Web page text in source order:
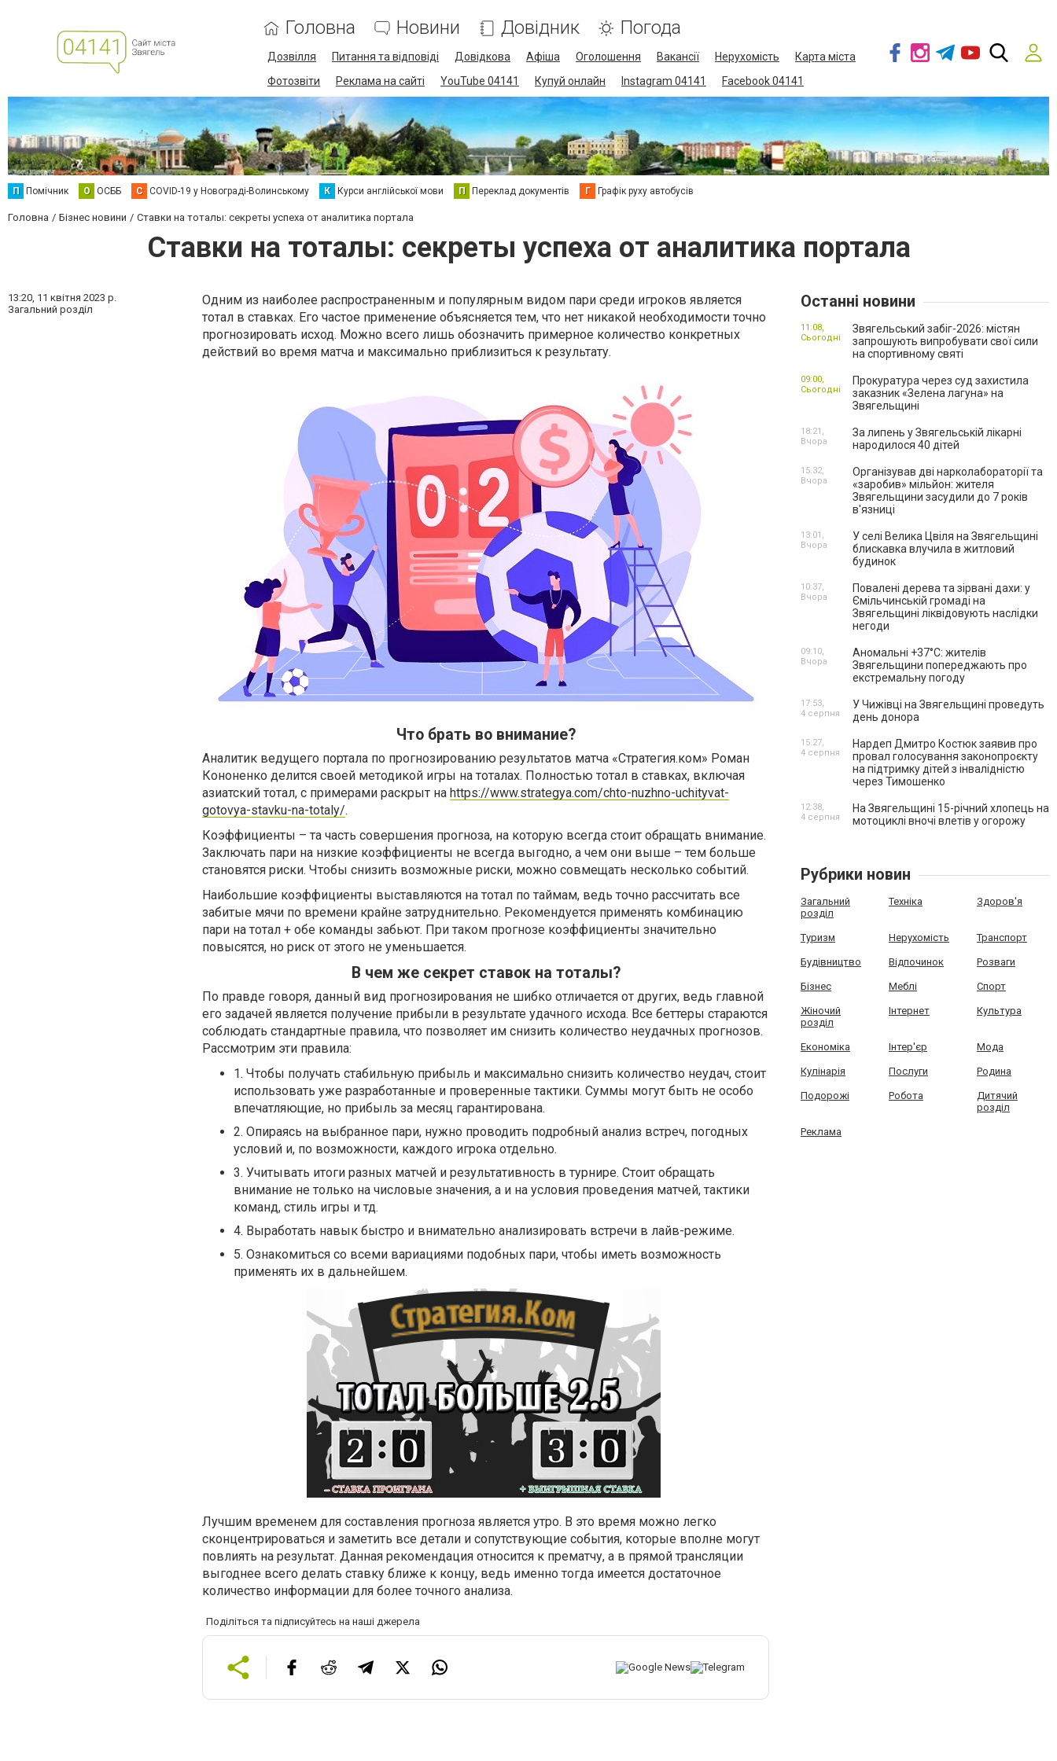
Головна Новини Довідник Погода
Дозвілля Питання та відповіді Довідкова Афіша Оголошення Вакансії Нерухомість
Карта міста
Фотозвіти
Реклама на сайті YouTube 04141 Купуй онлайн Instagram 04141 Facebook 04141
П Помічник О ОСББ C COVID-19 у Новограді-Волинському К Курси англійської мови П Переклад документів Г Графік руху автобусів
Головна Бізнес новини Ставки на тоталы: секреты успеха от аналитика портала
Ставки на тоталы: секреты успеха от аналитика портала
13:20, 11 квітня 2023 р.
Загальний розділ
Одним из наиболее распространенным и популярным видом пари среди игроков является
тотал в ставках. Его частое применение объясняется тем, что нет никакой необходимости точно
прогнозировать исход. Можно всего лишь обозначить примерное количество конкретных
действий во время матча и максимально приблизиться к результату.
Что брать во внимание?
Аналитик ведущего портала по прогнозированию результатов матча «Стратегия.ком» Роман
Кононенко делится своей методикой игры на тоталах. Полностью тотал в ставках, включая
азиатский тотал, с примерами раскрыт на https://www.strategya.com/chto-nuzhno-uchityvat-
gotovya-stavku-na-totaly/.
Коэффициенты – та часть совершения прогноза, на которую всегда стоит обращать внимание.
Заключать пари на низкие коэффициенты не всегда выгодно, а чем они выше – тем больше
становятся риски. Чтобы снизить возможные риски, можно совмещать несколько событий.
Наибольшие коэффициенты выставляются на тотал по таймам, ведь точно рассчитать все
забитые мячи по времени крайне затруднительно. Рекомендуется применять комбинацию
пари на тотал + обе команды забьют. При таком прогнозе коэффициенты значительно
повысятся, но риск от этого не уменьшается.
В чем же секрет ставок на тоталы?
По правде говоря, данный вид прогнозирования не шибко отличается от других, ведь главной
его задачей является получение прибыли в результате удачного исхода. Все беттеры стараются
соблюдать стандартные правила, что позволяет им снизить количество неудачных прогнозов.
Рассмотрим эти правила:
1. Чтобы получать стабильную прибыль и максимально снизить количество неудач, стоит
использовать уже разработанные и проверенные тактики. Суммы могут быть не особо
впечатляющие, но прибыль за месяц гарантирована.
2. Опираясь на выбранное пари, нужно проводить подробный анализ встреч, погодных
условий и, по возможности, каждого игрока отдельно.
3. Учитывать итоги разных матчей и результативность в турнире. Стоит обращать
внимание не только на числовые значения, а и на условия проведения матчей, тактики
команд, стиль игры и тд.
4. Выработать навык быстро и внимательно анализировать встречи в лайв-режиме.
5. Ознакомиться со всеми вариациями подобных пари, чтобы иметь возможность
применять их в дальнейшем.
Лучшим временем для составления прогноза является утро. В это время можно легко
сконцентрироваться и заметить все детали и сопутствующие события, которые вполне могут
повлиять на результат. Данная рекомендация относится к прематчу, а в прямой трансляции
выгоднее всего делать ставку ближе к концу, ведь именно тогда имеется достаточное
количество информации для более точного анализа.
Поділіться та підписуйтесь на наші джерела
Останні новини
Звягельський забіг-2026: містян
запрошують випробувати свої сили
на спортивному святі
11:08,
Сьогодні
Прокуратура через суд захистила
заказник «Зелена лагуна» на
Звягельщині
09:00,
Сьогодні
За липень у Звягельській лікарні
народилося 40 дітей
18:21,
Вчора
Організував дві нарколабораторії та
«заробив» мільйон: жителя
Звягельщини засудили до 7 років
в'язниці
15:32,
Вчора
У селі Велика Цвіля на Звягельщині
блискавка влучила в житловий
будинок
13:01,
Вчора
Повалені дерева та зірвані дахи: у
Ємільчинській громаді на
Звягельщині ліквідовують наслідки
негоди
10:37,
Вчора
Аномальні +37°C: жителів
Звягельщини попереджають про
екстремальну погоду
09:10,
Вчора
У Чижівці на Звягельщині проведуть
день донора
17:53,
4 серпня
Нардеп Дмитро Костюк заявив про
провал голосування законопроєкту
на підтримку дітей з інвалідністю
через Тимошенко
15:27,
4 серпня
На Звягельщині 15-річний хлопець на
мотоциклі вночі влетів у огорожу
12:38,
4 серпня
Рубрики новин
Загальний
розділ
Техніка Здоров'я
Туризм Нерухомість Транспорт
Будівництво Відпочинок Розваги
Бізнес Меблі Спорт
Жіночий
розділ
Інтернет Культура
Економіка Інтер'єр Мода
Кулінарія Послуги Родина
Подорожі Робота
Дитячий
розділ
Реклама